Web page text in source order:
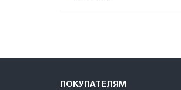
ПОКУПАТЕЛЯМ